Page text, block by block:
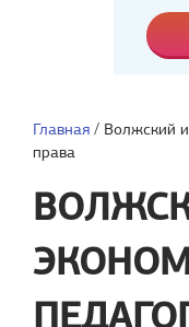
Главная / Волжский
права